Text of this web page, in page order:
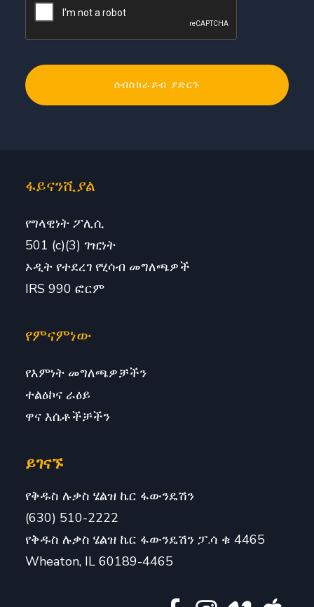
ፋይናንሺያል
የግላዊነት ፖሊሲ
501 (c)(3) ገዢነት
ኦዲት የተደረገ የሂሳብ መግለጫዎች
IRS 990 ፎርም
የምናምነው
የእምነት መግለጫዎቻችን
ተልዕኮና ራዕይ
ዋና እሴቶችቻችን
ይገናኙ
የቅዱስ ሉቃስ ሄልዝ ኬር ፋውንዴሽን
(630) 510-2222
የቅዱስ ሉቃስ ሄልዝ ኬር ፋውንዴሽን ፓ.ሳ ቁ 4465
Wheaton, IL 60189-4465